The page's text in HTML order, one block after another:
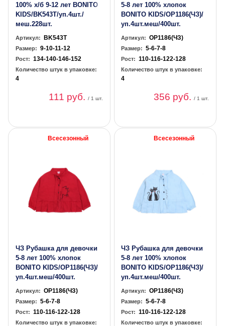
100% х/б 9-12 лет BONITO
KIDS/BK543T/уп.4шт./
меш.228шт.
Артикул: BK543T
Размер: 9-10-11-12
Рост: 134-140-146-152
Количество штук в упаковке:
4
111 руб./ 1 шт.
5-8 лет 100% хлопок
BONITO KIDS/OP1186(ЧЗ)/
уп.4шт.меш/400шт.
Артикул: OP1186(ЧЗ)
Размер: 5-6-7-8
Рост: 110-116-122-128
Количество штук в упаковке:
4
356 руб./ 1 шт.
Всесезонный
ЧЗ Рубашка для девочки
5-8 лет 100% хлопок
BONITO KIDS/OP1186(ЧЗ)/
уп.4шт.меш/400шт.
Артикул: OP1186(ЧЗ)
Размер: 5-6-7-8
Рост: 110-116-122-128
Количество штук в упаковке:
Всесезонный
ЧЗ Рубашка для девочки
5-8 лет 100% хлопок
BONITO KIDS/OP1186(ЧЗ)/
уп.4шт.меш/400шт.
Артикул: OP1186(ЧЗ)
Размер: 5-6-7-8
Рост: 110-116-122-128
Количество штук в упаковке: